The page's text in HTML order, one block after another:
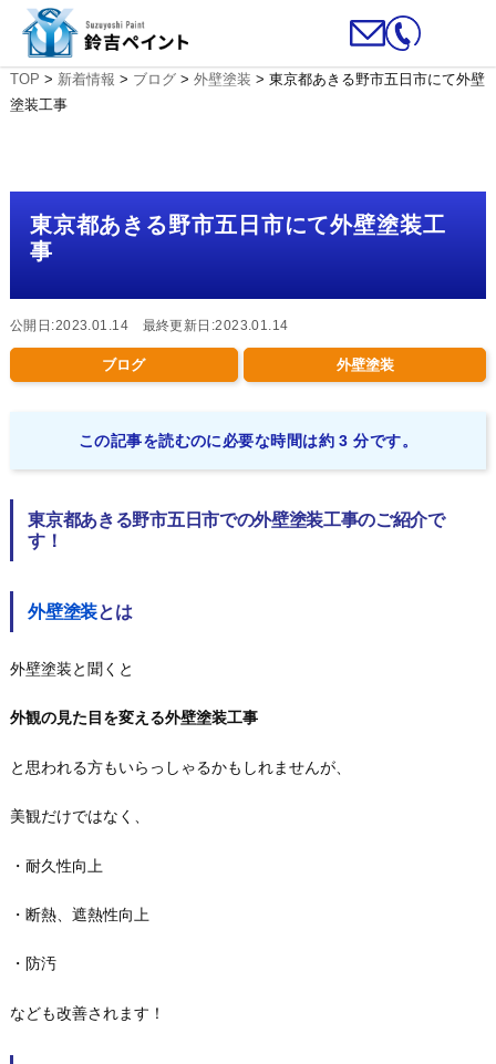
TOP > 新着情報 > ブログ> 外壁塗装 > 東京都あきる野市五日市にて外壁
塗装工事
東京都あきる野市五日市にて外壁塗装工
事
公開日:2023.01.14 最終更新日:2023.01.14
ブログ 外壁塗装
この記事を読むのに必要な時間は約 3 分です。
東京都あきる野市五日市での外壁塗装工事のご紹介で
す！
外壁塗装とは
外壁塗装と聞くと
外観の見た目を変える外壁塗装工事
と思われる方もいらっしゃるかもしれませんが、
美観だけではなく、
・耐久性向上
・断熱、遮熱性向上
・防汚
なども改善されます！